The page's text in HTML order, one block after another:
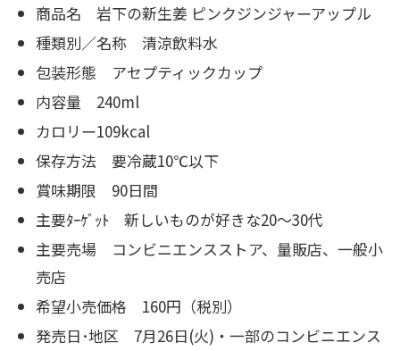
商品名 岩下の新生姜 ピンクジンジャーアップル
種類別／名称 清涼飲料水
包装形態 アセプティックカップ
内容量 240ml
カロリー109kcal
保存方法 要冷蔵10℃以下
賞味期限 90日間
主要ﾀｰｹﾞｯﾄ 新しいものが好きな20～30代
主要売場 コンビニエンスストア、量販店、一般小
売店
希望小売価格 160円（税別）
発売日･地区 7月26日(火)・一部のコンビニエンス